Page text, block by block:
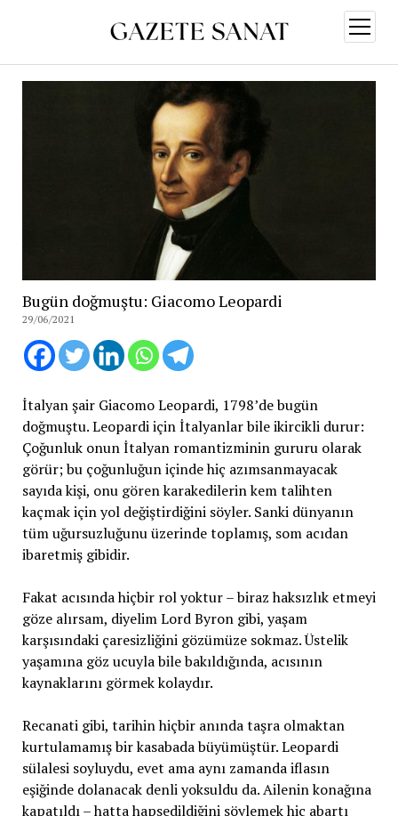
aç
Bugün doğmuştu: Giacomo Leopardi
29/06/2021
İtalyan şair Giacomo Leopardi, 1798’de bugün
doğmuştu. Leopardi için İtalyanlar bile ikircikli durur:
Çoğunluk onun İtalyan romantizminin gururu olarak
görür; bu çoğunluğun içinde hiç azımsanmayacak
sayıda kişi, onu gören karakedilerin kem talihten
kaçmak için yol değiştirdiğini söyler. Sanki dünyanın
tüm uğursuzluğunu üzerinde toplamış, som acıdan
ibaretmiş gibidir.
Fakat acısında hiçbir rol yoktur – biraz haksızlık etmeyi
göze alırsam, diyelim Lord Byron gibi, yaşam
karşısındaki çaresizliğini gözümüze sokmaz. Üstelik
yaşamına göz ucuyla bile bakıldığında, acısının
kaynaklarını görmek kolaydır.
Recanati gibi, tarihin hiçbir anında taşra olmaktan
kurtulamamış bir kasabada büyümüştür. Leopardi
sülalesi soyluydu, evet ama aynı zamanda iflasın
eşiğinde dolanacak denli yoksuldu da. Ailenin konağına
kapatıldı – hatta hapsedildiğini söylemek hiç abartı